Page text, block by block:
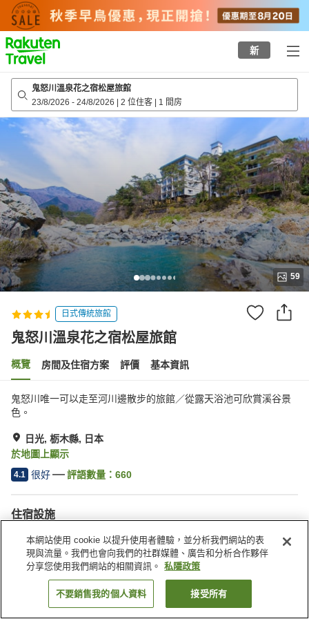
to
top
page
新
鬼怒川溫泉花之宿松屋旅館
23/8/2026 - 24/8/2026 | 2 位住客 | 1 間房
59
日式傳統旅館
鬼怒川溫泉花之宿松屋旅館
概覽 房間及住宿方案 評價 基本資訊
鬼怒川唯一可以走至河川邊散步的旅館／從露天浴池可欣賞溪谷景
色。
日光, 栃木縣, 日本
於地圖上顯示
4.1 很好 評語數量： 660
住宿設施
桑拿
休息室
自動販賣機
商店
找客房
本網站使用 cookie 以提升使用者體驗，並分析我們網站的表
現與流量。我們也會向我們的社群媒體、廣告和分析合作夥伴
分享您使用我們網站的相關資訊。
私隱政策
不要銷售我的個人資料 接受所有